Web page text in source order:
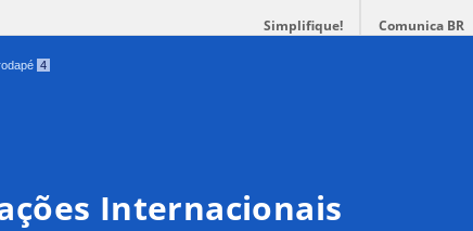
Simplifique! Comunica BR
4
Internacionais